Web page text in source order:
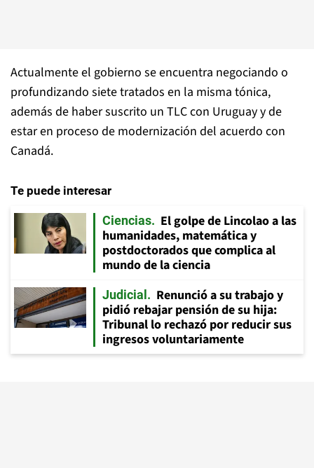
Actualmente el gobierno se encuentra negociando o
profundizando siete tratados en la misma tónica,
además de haber suscrito un TLC con Uruguay y de
estar en proceso de modernización del acuerdo con
Canadá.
Te puede interesar
Ciencias
El golpe de Lincolao a las
humanidades, matemática y
postdoctorados que complica al
mundo de la ciencia
Judicial
Renunció a su trabajo y
pidió rebajar pensión de su hija:
Tribunal lo rechazó por reducir sus
ingresos voluntariamente